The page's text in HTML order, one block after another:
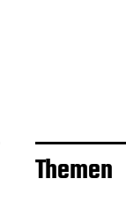
Themen